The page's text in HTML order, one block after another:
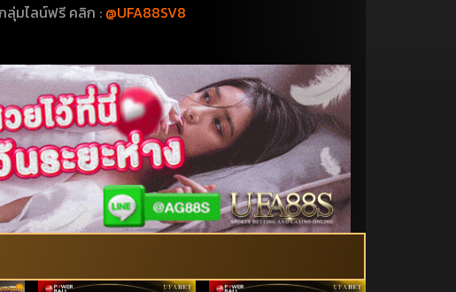
ลุ่มไลน์ฟรีคลิก : @UFA88SV8